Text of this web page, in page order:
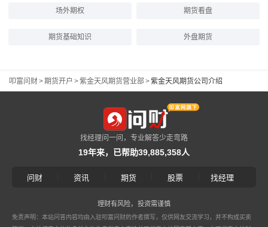
场外期权 期货看盘
期货基础知识 外盘期货
叩富问财>期货开户 >紫金天风期货营业部>紫金天风期货公司介绍
找经理问一问，专业解答少走弯路
19年来，已帮助39,885,358人
问财 资讯 期货 股票 找经理
理财有风险，投资需谨慎
免责声明：本站问答内容均由入驻叩富问财的作者撰写，仅供网友交流学习，并不构成买卖